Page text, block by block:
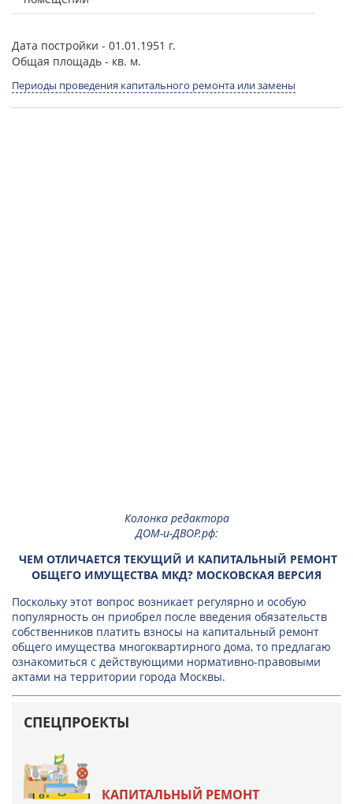
Дата постройки - 01.01.1951 г.
Общая площадь - кв. м.
Периоды проведения капитального ремонта или замены
Колонка редактора
ДОМ-и-ДВОР.рф:
ЧЕМ ОТЛИЧАЕТСЯ ТЕКУЩИЙ И КАПИТАЛЬНЫЙ РЕМОНТ
ОБЩЕГО ИМУЩЕСТВА МКД? МОСКОВСКАЯ ВЕРСИЯ
Поскольку этот вопрос возникает регулярно и особую
популярность он приобрел после введения обязательств
собственников платить взносы на капитальный ремонт
общего имущества многоквартирного дома, то предлагаю
ознакомиться с действующими нормативно-правовыми
актами на территории города Москвы.
СПЕЦПРОЕКТЫ
КАПИТАЛЬНЫЙ РЕМОНТ